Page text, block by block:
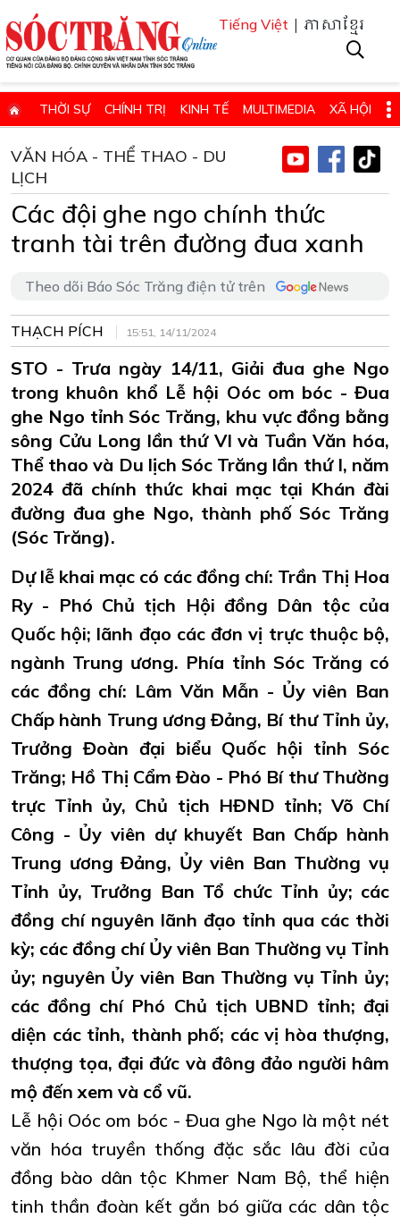
Tiếng Việt | ភាសាខ្មែរ
THỜI SỰ CHÍNH TRỊ KINH TẾ MULTIMEDIA XÃ HỘI
GIÁO DỤC - KHOA HỌC & CÔNG NGHỆ
QUỐC PHÒNG - AN NINH SỨC KHỎE VÀ ĐỜI SỐNG
VĂN HÓA - THỂ THAO - DU LỊCH CHUYÊN ĐỀ
ĐIỂM BÁO - TIN VẮN ĐỊA PHƯƠNG THÔNG TIN CẦN BIẾT
THÔNG BÁO - QUẢNG CÁO CHUYÊN TRANG
HỌC TẬP VÀ LÀM THEO TƯ TƯỞNG, ĐẠO ĐỨC, PHONG CÁCH HỒ
ĐẶT BÁO GIẤY ONLINE
VĂN HÓA - THỂ THAO - DU
LỊCH
Các đội ghe ngo chính thức
tranh tài trên đường đua xanh
Theo dõi Báo Sóc Trăng điện tử trên
THẠCH PÍCH 15:51, 14/11/2024
STO - Trưa ngày 14/11, Giải đua ghe Ngo
trong khuôn khổ Lễ hội Oóc om bóc - Đua
ghe Ngo tỉnh Sóc Trăng, khu vực đồng bằng
sông Cửu Long lần thứ VI và Tuần Văn hóa,
Thể thao và Du lịch Sóc Trăng lần thứ I, năm
2024 đã chính thức khai mạc tại Khán đài
đường đua ghe Ngo, thành phố Sóc Trăng
(Sóc Trăng).
Dự lễ khai mạc có các đồng chí: Trần Thị Hoa
Ry - Phó Chủ tịch Hội đồng Dân tộc của
Quốc hội; lãnh đạo các đơn vị trực thuộc bộ,
ngành Trung ương. Phía tỉnh Sóc Trăng có
các đồng chí: Lâm Văn Mẫn - Ủy viên Ban
Chấp hành Trung ương Đảng, Bí thư Tỉnh ủy,
Trưởng Đoàn đại biểu Quốc hội tỉnh Sóc
Trăng; Hồ Thị Cẩm Đào - Phó Bí thư Thường
trực Tỉnh ủy, Chủ tịch HĐND tỉnh; Võ Chí
Công - Ủy viên dự khuyết Ban Chấp hành
Trung ương Đảng, Ủy viên Ban Thường vụ
Tỉnh ủy, Trưởng Ban Tổ chức Tỉnh ủy; các
đồng chí nguyên lãnh đạo tỉnh qua các thời
kỳ; các đồng chí Ủy viên Ban Thường vụ Tỉnh
ủy; nguyên Ủy viên Ban Thường vụ Tỉnh ủy;
các đồng chí Phó Chủ tịch UBND tỉnh; đại
diện các tỉnh, thành phố; các vị hòa thượng,
thượng tọa, đại đức và đông đảo người hâm
mộ đến xem và cổ vũ.
Lễ hội Oóc om bóc - Đua ghe Ngo là một nét
văn hóa truyền thống đặc sắc lâu đời của
đồng bào dân tộc Khmer Nam Bộ, thể hiện
tinh thần đoàn kết gắn bó giữa các dân tộc